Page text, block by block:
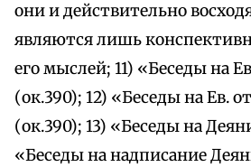
они и действительно
являются лишь
его мыслей; 11) «Беседы на
(ок.390); 12) «Беседы на Ев.
(ок.390); 13) «Беседы на
«Беседы на надписание